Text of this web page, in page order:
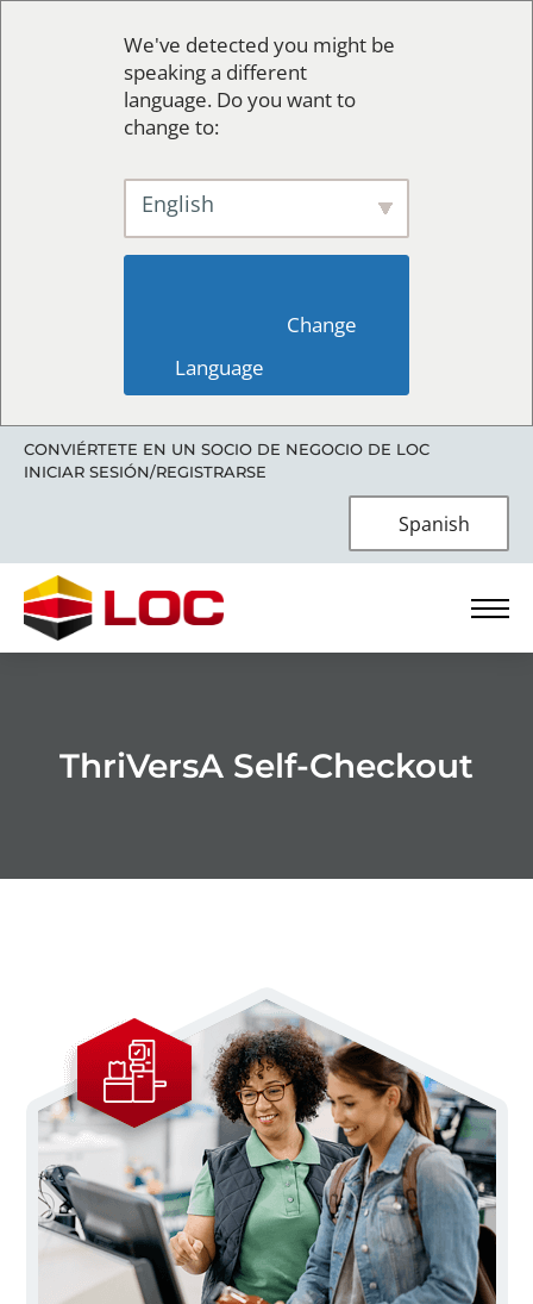
We've detected you might be
speaking a different
language. Do you want to
change to:
English
Language
CONVIÉRTETE EN UN SOCIO DE NEGOCIO DE LOC
INICIAR SESIÓN/REGISTRARSE
Spanish
ThriVersA Self-Checkout